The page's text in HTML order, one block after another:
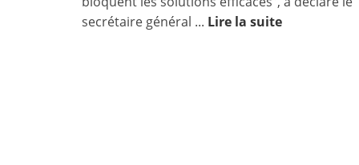
secrétaire général ... Lire la suite